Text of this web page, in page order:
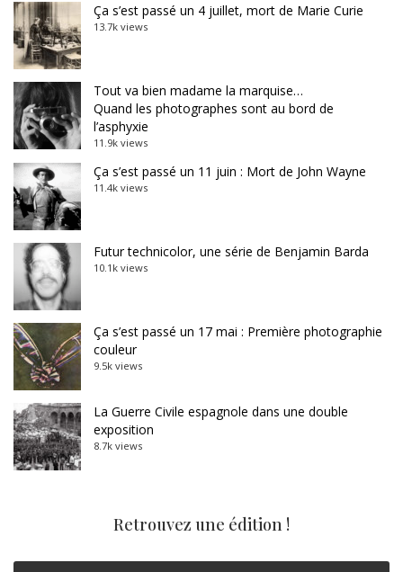
Ça s’est passé un 4 juillet, mort de Marie Curie
13.7k views
Tout va bien madame la marquise…
Quand les photographes sont au bord de
l’asphyxie
11.9k views
Ça s’est passé un 11 juin : Mort de John Wayne
11.4k views
Futur technicolor, une série de Benjamin Barda
10.1k views
Ça s’est passé un 17 mai : Première photographie
couleur
9.5k views
La Guerre Civile espagnole dans une double
exposition
8.7k views
Retrouvez une édition !